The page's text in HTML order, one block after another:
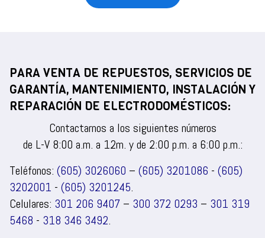
PARA VENTA DE REPUESTOS, SERVICIOS DE
GARANTÍA, MANTENIMIENTO, INSTALACIÓN Y
REPARACIÓN DE ELECTRODOMÉSTICOS:
Contactarnos a los siguientes números
de L-V 8:00 a.m. a 12m. y de 2:00 p.m. a 6:00 p.m.:
Teléfonos: (605) 3026060 – (605) 3201086 - (605)
3202001 - (605) 3201245.
Celulares: 301 206 9407 – 300 372 0293 – 301 319
5468 - 318 346 3492.